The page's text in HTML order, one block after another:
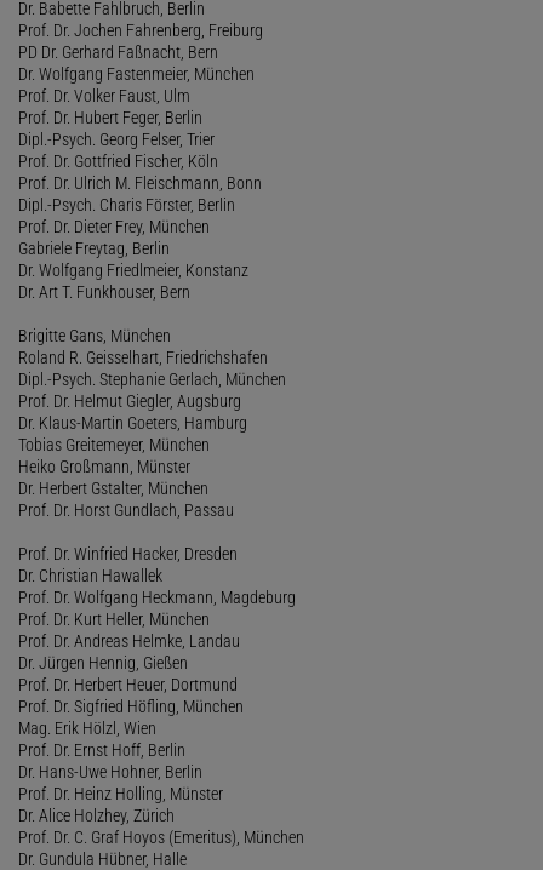
Dr. Babette Fahlbruch, Berlin
Prof. Dr. Jochen Fahrenberg, Freiburg
PD Dr. Gerhard Faßnacht, Bern
Dr. Wolfgang Fastenmeier, München
Prof. Dr. Volker Faust, Ulm
Prof. Dr. Hubert Feger, Berlin
Dipl.-Psych. Georg Felser, Trier
Prof. Dr. Gottfried Fischer, Köln
Prof. Dr. Ulrich M. Fleischmann, Bonn
Dipl.-Psych. Charis Förster, Berlin
Prof. Dr. Dieter Frey, München
Gabriele Freytag, Berlin
Dr. Wolfgang Friedlmeier, Konstanz
Dr. Art T. Funkhouser, Bern
Brigitte Gans, München
Roland R. Geisselhart, Friedrichshafen
Dipl.-Psych. Stephanie Gerlach, München
Prof. Dr. Helmut Giegler, Augsburg
Dr. Klaus-Martin Goeters, Hamburg
Tobias Greitemeyer, München
Heiko Großmann, Münster
Dr. Herbert Gstalter, München
Prof. Dr. Horst Gundlach, Passau
Prof. Dr. Winfried Hacker, Dresden
Dr. Christian Hawallek
Prof. Dr. Wolfgang Heckmann, Magdeburg
Prof. Dr. Kurt Heller, München
Prof. Dr. Andreas Helmke, Landau
Dr. Jürgen Hennig, Gießen
Prof. Dr. Herbert Heuer, Dortmund
Prof. Dr. Sigfried Höfling, München
Mag. Erik Hölzl, Wien
Prof. Dr. Ernst Hoff, Berlin
Dr. Hans-Uwe Hohner, Berlin
Prof. Dr. Heinz Holling, Münster
Dr. Alice Holzhey, Zürich
Prof. Dr. C. Graf Hoyos (Emeritus), München
Dr. Gundula Hübner, Halle